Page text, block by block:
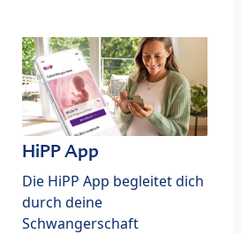
HiPP App
Die HiPP App begleitet dich
durch deine
Schwangerschaft